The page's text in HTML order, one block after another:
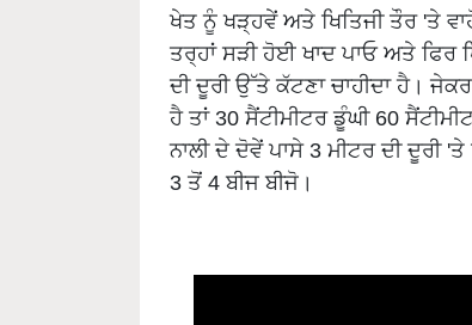
ਖੇਤ ਨੂੰ ਖੜ੍ਹਵੇਂ ਅਤੇ ਖਿਤਿਜੀ ਤੌਰ 'ਤੇ
ਤਰ੍ਹਾਂ ਸੜੀ ਹੋਈ ਖਾਦ ਪਾਓ ਅਤੇ ਫਿਰ
ਦੀ ਦੂਰੀ ਉੱਤੇ ਕੱਟਣਾ ਚਾਹੀਦਾ ਹੈ।
ਹੈ ਤਾਂ 30 ਸੈਂਟੀਮੀਟਰ ਡੂੰਘੀ 60
ਨਾਲੀ ਦੇ ਦੋਵੇਂ ਪਾਸੇ 3 ਮੀਟਰ ਦੀ ਦੂਰੀ
3 ਤੋਂ 4 ਬੀਜ ਬੀਜੋ।